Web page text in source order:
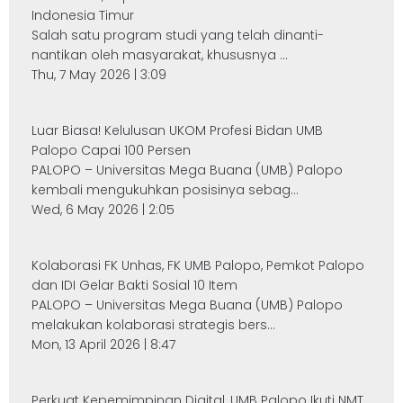
Indonesia Timur
Salah satu program studi yang telah dinanti-
nantikan oleh masyarakat, khususnya ...
Thu, 7 May 2026 | 3:09
Luar Biasa! Kelulusan UKOM Profesi Bidan UMB
Palopo Capai 100 Persen
PALOPO – Universitas Mega Buana (UMB) Palopo
kembali mengukuhkan posisinya sebag...
Wed, 6 May 2026 | 2:05
Kolaborasi FK Unhas, FK UMB Palopo, Pemkot Palopo
dan IDI Gelar Bakti Sosial 10 Item
PALOPO – Universitas Mega Buana (UMB) Palopo
melakukan kolaborasi strategis bers...
Mon, 13 April 2026 | 8:47